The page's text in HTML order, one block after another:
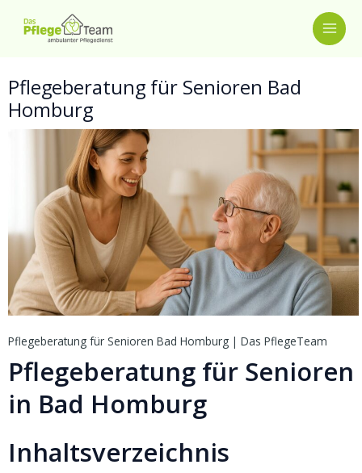
Inhalt
Pflegeberatung für Senioren Bad
Homburg
Pflegeberatung für Senioren Bad Homburg | Das PflegeTeam
Pflegeberatung für Senioren
in Bad Homburg
Inhaltsverzeichnis